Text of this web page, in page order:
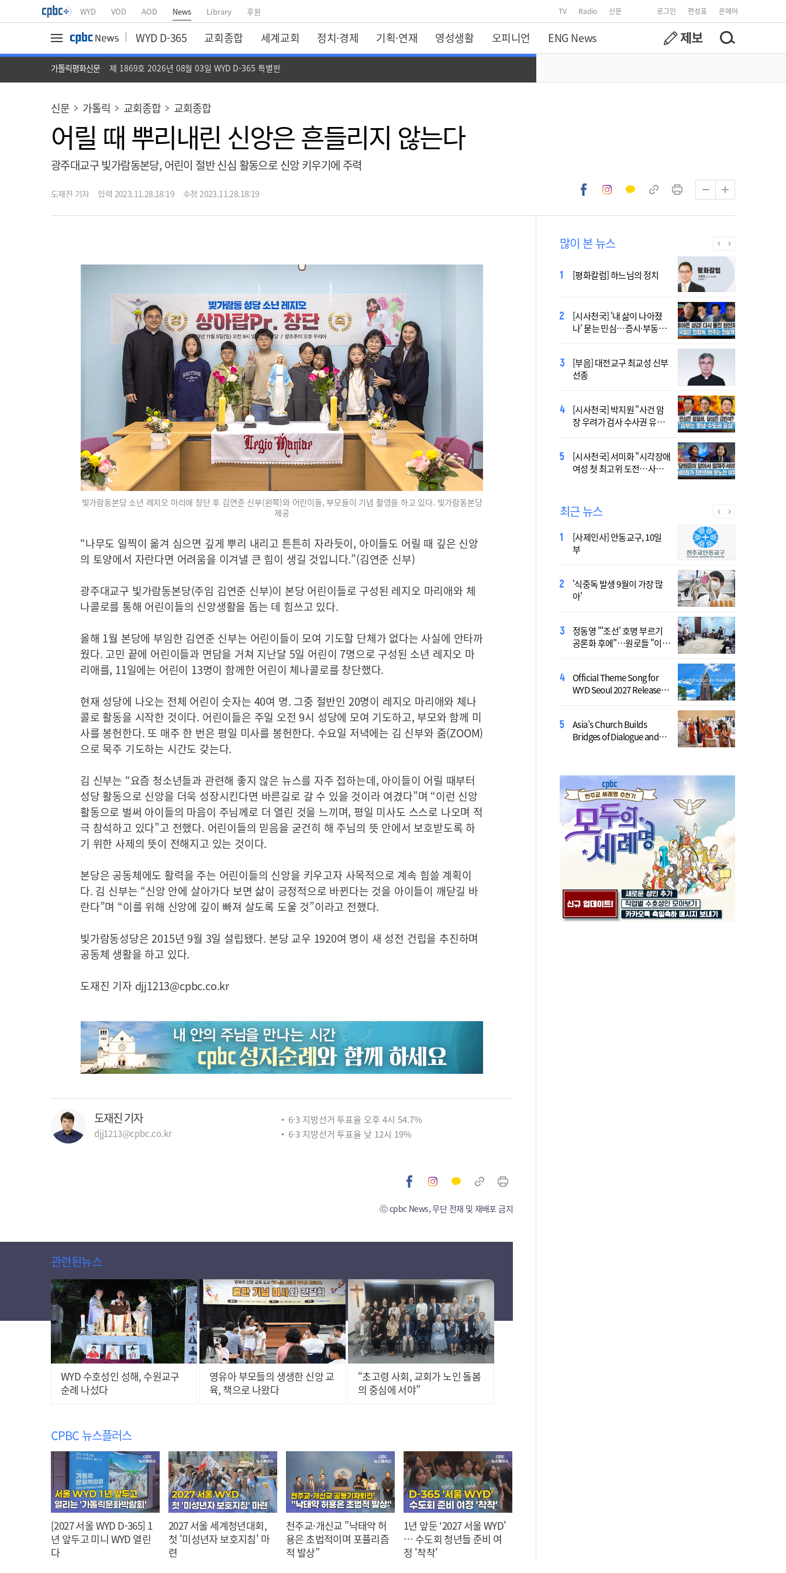
WYD VOD AOD News Library 후원 TV Radio 신문 로그인 편성표 온에어
WYD D-365 교회종합 세계교회 정치·경제 기획·연재 영성생활 오피니언 ENG News
가톨릭평화신문 제 1869호 2026년 08월 03일 WYD D-365 특별판
신문 가톨릭 교회종합 교회종합
어릴 때 뿌리내린 신앙은 흔들리지 않는다
광주대교구 빛가람동본당, 어린이 절반 신심 활동으로 신앙 키우기에 주력
도재진 기자 입력 2023.11.28.18:19 수정 2023.11.28.18:19
빛가람동본당 소년 레지오 마리애 창단 후 김연준 신부(왼쪽)와 어린이들, 부모들이 기념 촬영을 하고 있다. 빛가람동본당
제공
“나무도 일찍이 옮겨 심으면 깊게 뿌리 내리고 튼튼히 자라듯이, 아이들도 어릴 때 깊은 신앙
의 토양에서 자란다면 어려움을 이겨낼 큰 힘이 생길 것입니다.”(김연준 신부)
광주대교구 빛가람동본당(주임 김연준 신부)이 본당 어린이들로 구성된 레지오 마리애와 체
나콜로를 통해 어린이들의 신앙생활을 돕는 데 힘쓰고 있다.
올해 1월 본당에 부임한 김연준 신부는 어린이들이 모여 기도할 단체가 없다는 사실에 안타까
웠다. 고민 끝에 어린이들과 면담을 거쳐 지난달 5일 어린이 7명으로 구성된 소년 레지오 마
리애를, 11일에는 어린이 13명이 함께한 어린이 체나콜로를 창단했다.
현재 성당에 나오는 전체 어린이 숫자는 40여 명. 그중 절반인 20명이 레지오 마리애와 체나
콜로 활동을 시작한 것이다. 어린이들은 주일 오전 9시 성당에 모여 기도하고, 부모와 함께 미
사를 봉헌한다. 또 매주 한 번은 평일 미사를 봉헌한다. 수요일 저녁에는 김 신부와 줌(ZOOM)
으로 묵주 기도하는 시간도 갖는다.
김 신부는 “요즘 청소년들과 관련해 좋지 않은 뉴스를 자주 접하는데, 아이들이 어릴 때부터
성당 활동으로 신앙을 더욱 성장시킨다면 바른길로 갈 수 있을 것이라 여겼다”며 “이런 신앙
활동으로 벌써 아이들의 마음이 주님께로 더 열린 것을 느끼며, 평일 미사도 스스로 나오며 적
극 참석하고 있다”고 전했다. 어린이들의 믿음을 굳건히 해 주님의 뜻 안에서 보호받도록 하
기 위한 사제의 뜻이 전해지고 있는 것이다.
본당은 공동체에도 활력을 주는 어린이들의 신앙을 키우고자 사목적으로 계속 힘쓸 계획이
다. 김 신부는 “신앙 안에 살아가다 보면 삶이 긍정적으로 바뀐다는 것을 아이들이 깨닫길 바
란다”며 “이를 위해 신앙에 깊이 빠져 살도록 도울 것”이라고 전했다.
빛가람동성당은 2015년 9월 3일 설립됐다. 본당 교우 1920여 명이 새 성전 건립을 추진하며
공동체 생활을 하고 있다.
도재진 기자 djj1213@cpbc.co.kr
도재진 기자
djj1213@cpbc.co.kr
6·3 지방선거 투표율 오후 4시 54.7%
6·3 지방선거 투표율 낮 12시 19%
ⓒ cpbc News, 무단 전재 및 재배포 금지
관련된뉴스
WYD 수호성인 성해, 수원교구
순례 나섰다
영유아 부모들의 생생한 신앙 교
육, 책으로 나왔다
“초고령 사회, 교회가 노인 돌봄
의 중심에 서야”
CPBC 뉴스플러스
[2027 서울 WYD D-365] 1
년 앞두고 미니 WYD 열린
다
2027 서울 세계청년대회,
첫 '미성년자 보호지침' 마
련
천주교·개신교 "낙태약 허
용은 초법적이며 포퓰리즘
적 발상”
1년 앞둔 '2027 서울 WYD'
… 수도회 청년들 준비 여
정 '착착'
많이 본 뉴스
[평화칼럼] 하느님의 정치
[시사천국] '내 삶이 나아졌
나' 묻는 민심…증시·부동산
[부음] 대전교구 최교성 신부
선종
[시사천국] 박지원 "사건 암
장 우려가 검사 수사권 유지
[시사천국] 서미화 "시각장애
여성 첫 최고위 도전…사회
[시사천국] 홍춘욱 "단일종목 레버리지 ETF는
없애는 게 맞다"
염의 진실…올해가 가장 시
원한 여름?
오늘 공개…한국인 곡 선정
제가 공개…희망의 선율 울
린다
발언 파장…"사석에서도 안
될 말"
최근 뉴스
[사제인사] 안동교구, 10일
부
'식중독 발생 9월이 가장 많
아'
정동영 "'조선' 호명 부르기
공론화 후에"…원로들 "이름
Official Theme Song for
WYD Seoul 2027 Released
Asia’s Church Builds
Bridges of Dialogue and
Priest Who Studied in
Daejeon Becomes China’s
北, 단거리 탄도미사일 발사
침묵…관영매체 보도 없어
역대 최대 전력수요 경신 우
려…기후부, 긴급 점검
李, 수도권 공급 대책 챙긴
다…오늘 부동산 점검 2차 회
[시사천국] "사관학교 통합?
명분이 틀렸다"…40년 고수